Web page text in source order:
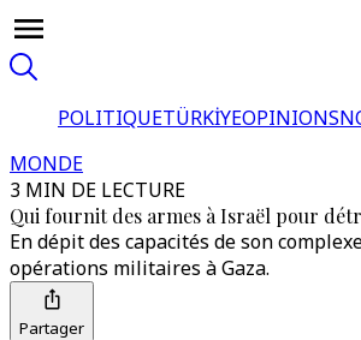
POLITIQUETÜRKİYEOPINIONS
MONDE
3 MIN DE LECTURE
Qui fournit des armes à Israël pour
En dépit des capacités de son
opérations militaires à Gaza.
Partager